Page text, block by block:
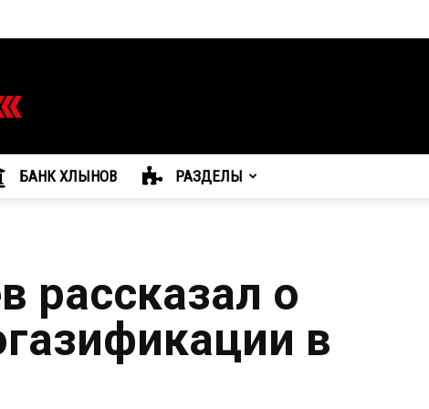
БАНК ХЛЫНОВ РАЗДЕЛЫ
рассказал о
в